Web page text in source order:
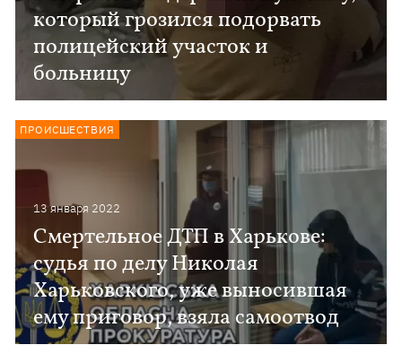
который грозился подорвать
полицейский участок и
больницу
13 января 2022
Смертельное ДТП в Харькове:
судья по делу Николая
Харьковского, уже выносившая
ему приговор, взяла самоотвод
ПРОИСШЕСТВИЯ